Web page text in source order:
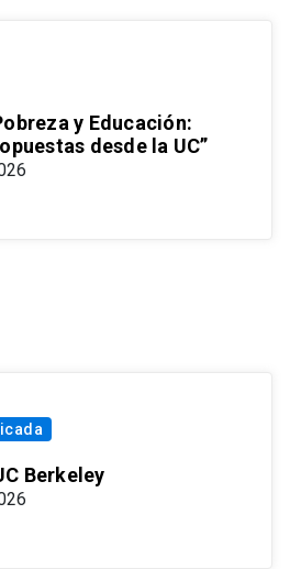
y Educación:
desde la UC”
Berkeley